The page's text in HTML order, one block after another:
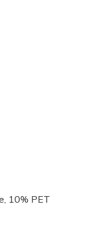
10% PET